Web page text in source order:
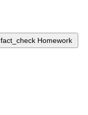
fact_check Homework